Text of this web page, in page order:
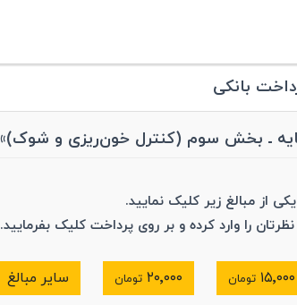
بانکی
از مبالغ زیر کلیک نمایید.
را وارد کرده و بر روی پرداخت کلیک بفرمایید.
۱۵٬۰۰۰ تومان ۲۰٬۰۰۰ تومان سایر مبالغ